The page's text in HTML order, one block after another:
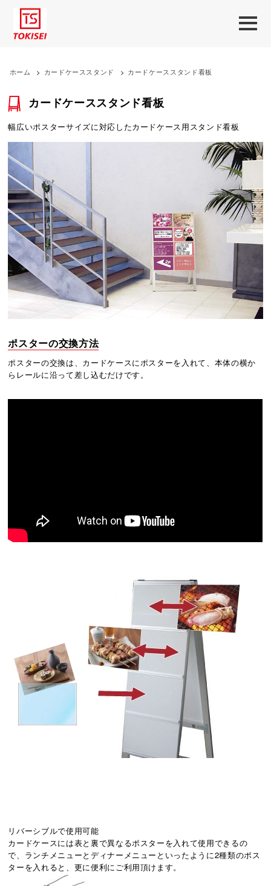
ホーム > カードケーススタンド > カードケーススタンド看板
カードケーススタンド看板
幅広いポスターサイズに対応したカードケース用スタンド看板
ポスターの交換方法
ポスターの交換は、カードケースにポスターを入れて、本体の横か
らレールに沿って差し込むだけです。
リバーシブルで使用可能
カードケースには表と裏で異なるポスターを入れて使用できるの
で、ランチメニューとディナーメニューといったように2種類のポス
ターを入れると、更に便利にご利用頂けます。